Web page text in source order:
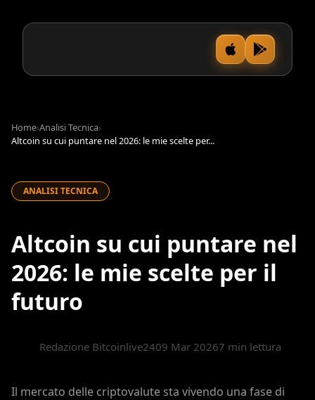
Home›Analisi Tecnica›
Altcoin su cui puntare nel 2026: le mie scelte per...
ANALISI TECNICA
Altcoin su cui puntare nel
2026: le mie scelte per il
futuro
Redazione Bitcoinlive2409 Mar 20267 min lettura
Il mercato delle criptovalute sta vivendo una fase di